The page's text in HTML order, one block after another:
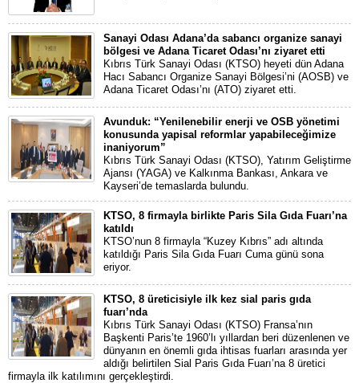
Sanayi Odası Adana’da sabancı organize sanayi
bölgesi ve Adana Ticaret Odası’nı ziyaret etti
Kıbrıs Türk Sanayi Odası (KTSO) heyeti dün Adana
Hacı Sabancı Organize Sanayi Bölgesi’ni (AOSB) ve
Adana Ticaret Odası’nı (ATO) ziyaret etti.
Avunduk: “Yenilenebilir enerji ve OSB yönetimi
konusunda yapisal reformlar yapabileceğimize
inaniyorum”
Kıbrıs Türk Sanayi Odası (KTSO), Yatırım Geliştirme
Ajansı (YAGA) ve Kalkınma Bankası, Ankara ve
Kayseri’de temaslarda bulundu.
KTSO, 8 firmayla birlikte Paris Sila Gıda Fuarı’na
katıldı
KTSO’nun 8 firmayla “Kuzey Kıbrıs” adı altında
katıldığı Paris Sila Gıda Fuarı Cuma günü sona
eriyor.
KTSO, 8 üreticisiyle ilk kez sial paris gıda
fuarı’nda
Kıbrıs Türk Sanayi Odası (KTSO) Fransa’nın
Başkenti Paris’te 1960’lı yıllardan beri düzenlenen ve
dünyanın en önemli gıda ihtisas fuarları arasında yer
aldığı belirtilen Sial Paris Gıda Fuarı’na 8 üretici
firmayla ilk katılımını gerçekleştirdi.